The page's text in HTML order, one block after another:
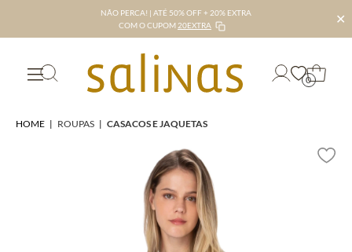
NÃO PERCA! | ATÉ 50% OFF + 20% EXTRA
COM O CUPOM 20EXTRA ✕
0
HOME | ROUPAS | CASACOS E JAQUETAS